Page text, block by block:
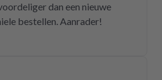
display bij miele bestellen. Aanrader!